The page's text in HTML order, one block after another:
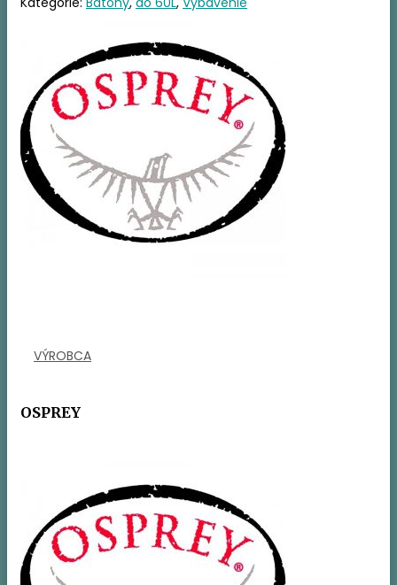
VÝROBCA
OSPREY